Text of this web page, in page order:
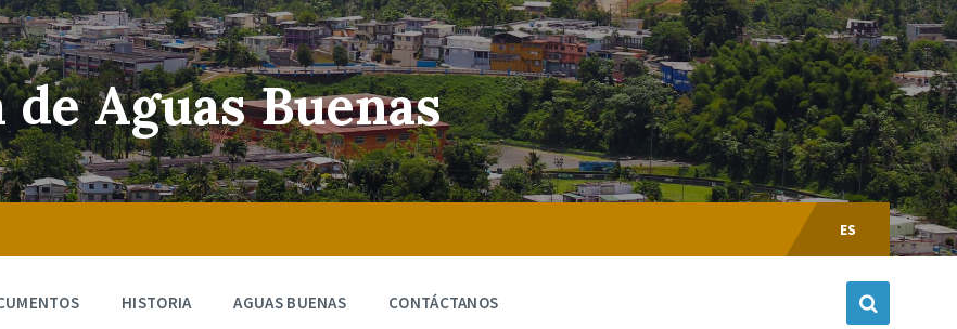
Aguas Buenas
Escoger
Lenguaje:
ES
HISTORIA AGUAS BUENAS CONTÁCTANOS